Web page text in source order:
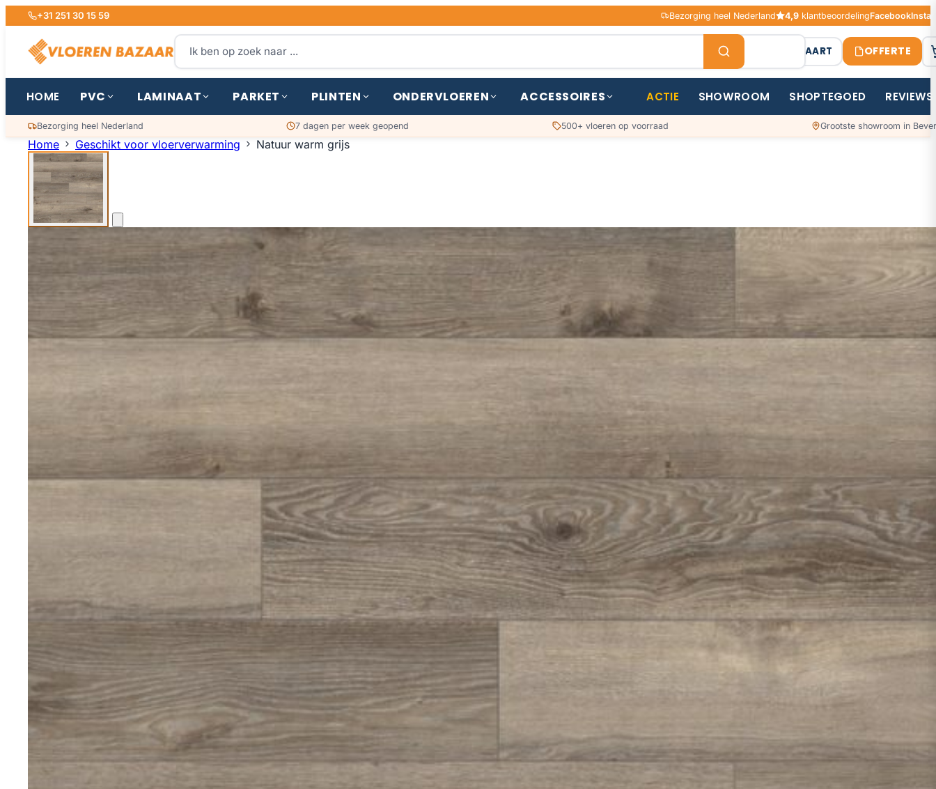
+31 251 30 15 59 Bezorging heel Nederland 4,9 klantbeoordelingFacebook
STAALKAART OFFERTE
HOME PVC LAMINAAT PARKET PLINTEN ONDERVLOEREN ACCESSOIRES ACTIE SHOWROOM SHOPTEGOED REVIEWS
Bezorging heel Nederland 7 dagen per week geopend 500+ vloeren op voorraad Grootste showroom in
Home Geschikt voor vloerverwarming Natuur warm grijs